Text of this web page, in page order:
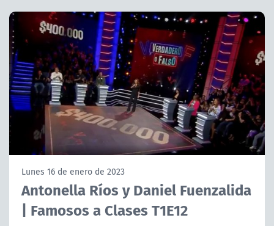
CASTING TVN VERTICAL
TVN VERTICAL
TVN PLAY
PROGRAMAS
TELESERIES
ACTUALIDAD Y TENDENCIAS
Lunes 16 de enero de 2023
Antonella Ríos y Daniel Fuenzalida
| Famosos a Clases T1E12